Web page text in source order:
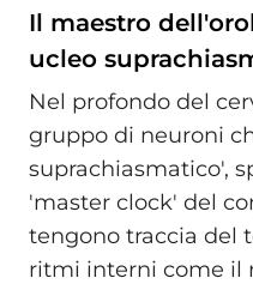
Il maestro
ucleo
Nel profondo del
gruppo di neuroni
suprachiasmatico',
'master clock' del
tengono traccia del
ritmi interni come il